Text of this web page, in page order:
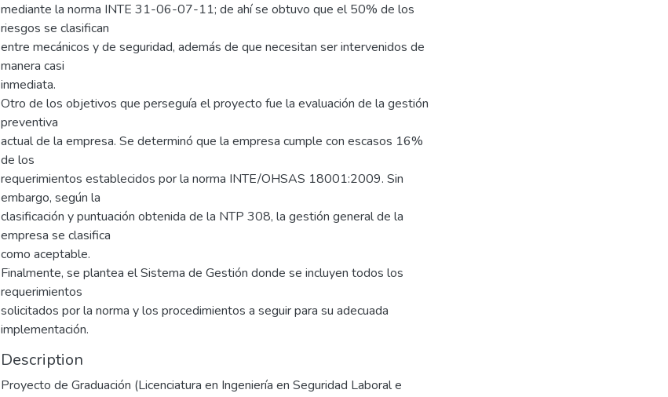
mediante la norma INTE 31-06-07-11; de ahí se obtuvo que el 50% de los
riesgos se clasifican
entre mecánicos y de seguridad, además de que necesitan ser intervenidos de
manera casi
inmediata.
Otro de los objetivos que perseguía el proyecto fue la evaluación de la gestión
preventiva
actual de la empresa. Se determinó que la empresa cumple con escasos 16%
de los
requerimientos establecidos por la norma INTE/OHSAS 18001:2009. Sin
embargo, según la
clasificación y puntuación obtenida de la NTP 308, la gestión general de la
empresa se clasifica
como aceptable.
Finalmente, se plantea el Sistema de Gestión donde se incluyen todos los
requerimientos
solicitados por la norma y los procedimientos a seguir para su adecuada
implementación.
Description
Proyecto de Graduación (Licenciatura en Ingeniería en Seguridad Laboral e